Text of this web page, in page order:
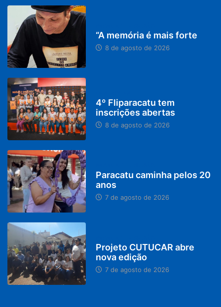
“A memória é mais forte
8 de agosto de 2026
4º Fliparacatu tem
inscrições abertas
8 de agosto de 2026
Paracatu caminha pelos 20
anos
7 de agosto de 2026
Projeto CUTUCAR abre
nova edição
7 de agosto de 2026